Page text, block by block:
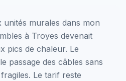
unités murales dans mon
à Troyes devenait
pics de chaleur. Le
passage des câbles sans
Le tarif reste